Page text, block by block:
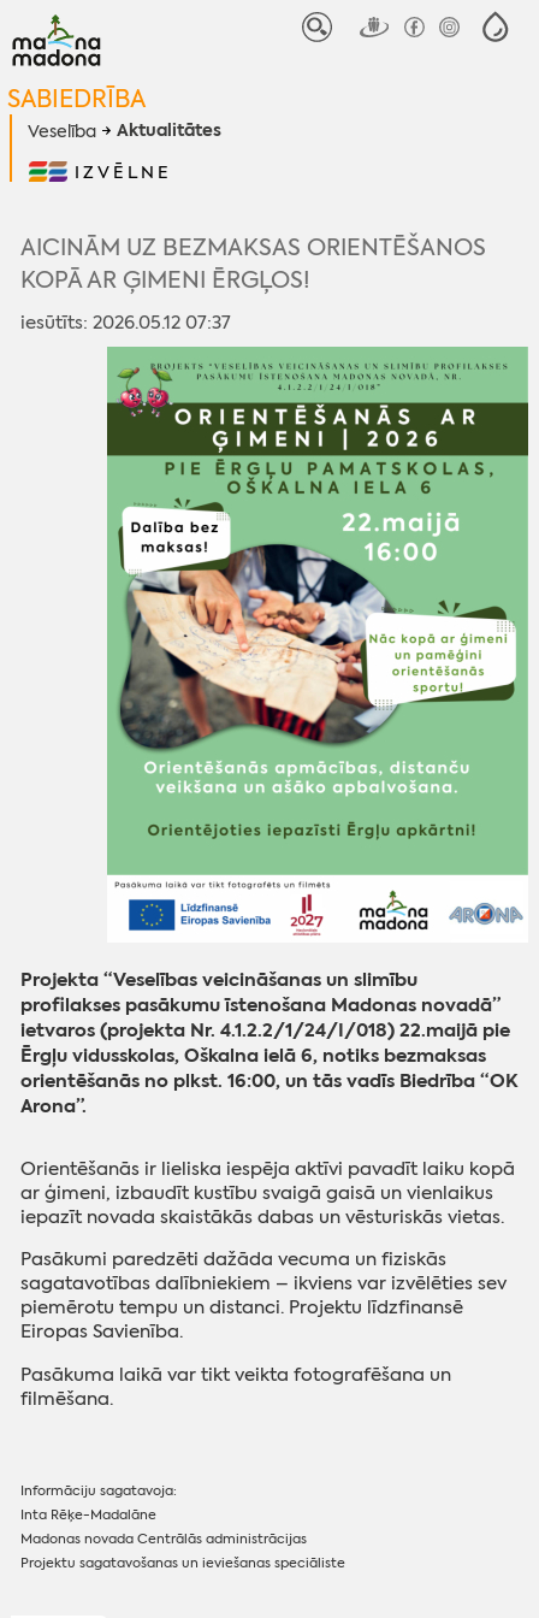
SABIEDRĪBA
Veselība Aktualitātes
IZVĒLNE
AICINĀM UZ BEZMAKSAS ORIENTĒŠANOS
KOPĀ AR ĢIMENI ĒRGĻOS!
iesūtīts: 2026.05.12 07:37
Projekta “Veselības veicināšanas un slimību
profilakses pasākumu īstenošana Madonas novadā”
ietvaros (projekta Nr. 4.1.2.2/1/24/I/018) 22.maijā pie
Ērgļu vidusskolas, Oškalna ielā 6, notiks bezmaksas
orientēšanās no plkst. 16:00, un tās vadīs Biedrība “OK
Arona”.
Orientēšanās ir lieliska iespēja aktīvi pavadīt laiku kopā
ar ģimeni, izbaudīt kustību svaigā gaisā un vienlaikus
iepazīt novada skaistākās dabas un vēsturiskās vietas.
Pasākumi paredzēti dažāda vecuma un fiziskās
sagatavotības dalībniekiem – ikviens var izvēlēties sev
piemērotu tempu un distanci. Projektu līdzfinansē
Eiropas Savienība.
Pasākuma laikā var tikt veikta fotografēšana un
filmēšana.
Informāciju sagatavoja:
Inta Rēķe-Madalāne
Madonas novada Centrālās administrācijas
Projektu sagatavošanas un ieviešanas speciāliste